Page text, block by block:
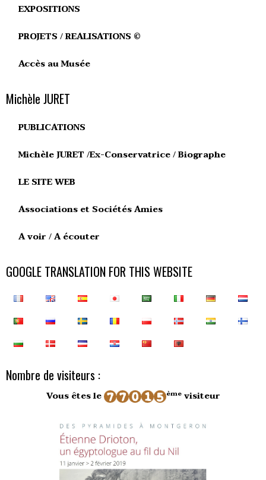
EXPOSITIONS
PROJETS / REALISATIONS ©
Accès au Musée
Michèle JURET
PUBLICATIONS
Michèle JURET /Ex-Conservatrice / Biographe
LE SITE WEB
Associations et Sociétés Amies
A voir / A écouter
GOOGLE TRANSLATION FOR THIS WEBSITE
Nombre de visiteurs :
Vous êtes le èmevisiteur